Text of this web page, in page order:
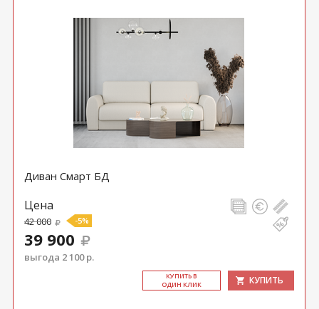
Диван Смарт БД
Цена
42 000 -5%
39 900
выгода 2 100 р.
КУ­ПИТЬ В
ОДИН КЛИК
КУПИТЬ